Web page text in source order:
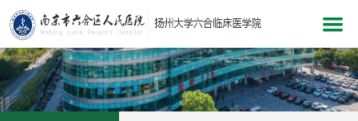
网站首页
医院概况